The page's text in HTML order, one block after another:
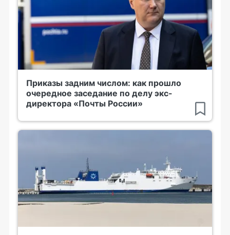
Приказы задним числом: как прошло
очередное заседание по делу экс-
директора «Почты России»